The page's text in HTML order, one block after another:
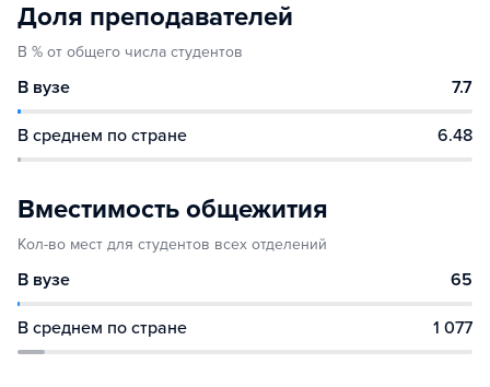
Доля преподавателей
В % от общего числа студентов
В вузе 7.7
В среднем по стране 6.48
Вместимость общежития
Кол-во мест для студентов всех отделений
В вузе 65
В среднем по стране 1 077